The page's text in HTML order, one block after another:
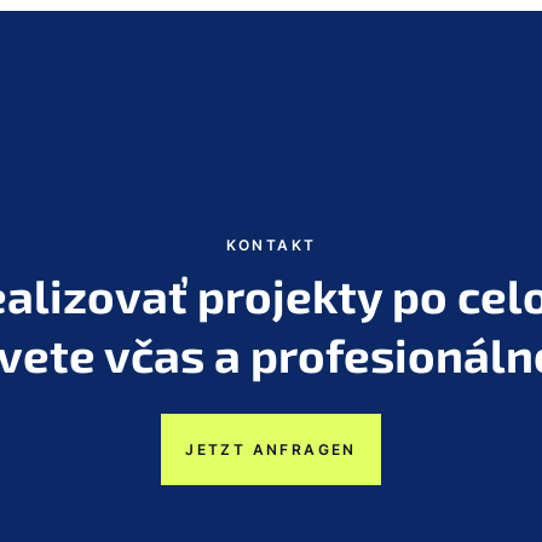
KONTAKT
projekty po
včas a
JETZT ANFRAGEN